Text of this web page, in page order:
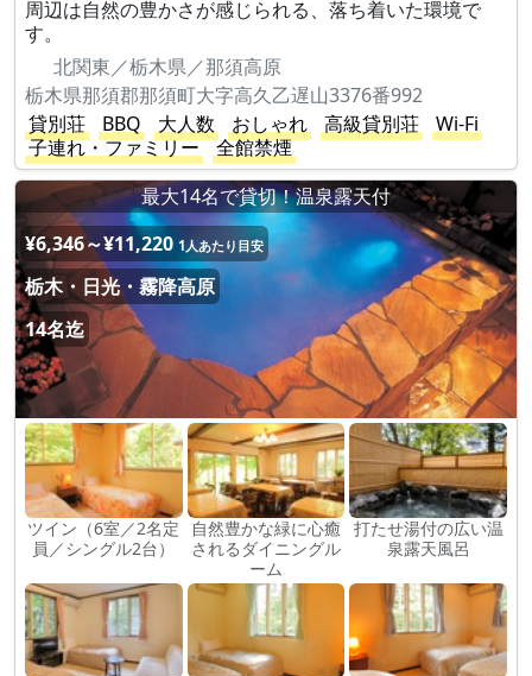
周辺は自然の豊かさが感じられる、落ち着いた環境で
す。
北関東／栃木県／那須高原
栃木県那須郡那須町大字高久乙遅山3376番992
貸別荘
BBQ 大人数 おしゃれ 高級貸別荘
Wi-Fi
子連れ・ファミリー
全館禁煙
最大14名で貸切！温泉露天付
¥6,346～¥11,220 1人あたり目安
栃木・日光・霧降高原
14名迄
ツイン（6室／2名定
員／シングル2台）
自然豊かな緑に心癒
されるダイニングル
ーム
打たせ湯付の広い温
泉露天風呂